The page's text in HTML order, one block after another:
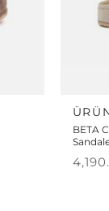
BETA